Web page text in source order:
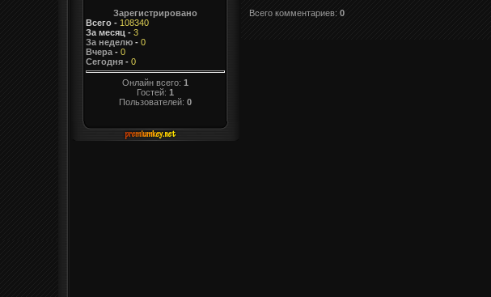
Зарегистрировано
Всего- 108340
За месяц - 3
За неделю- 0
Вчера- 0
Сегодня- 0
Онлайн всего: 1
Гостей: 1
Пользователей: 0
Всего комментариев: 0